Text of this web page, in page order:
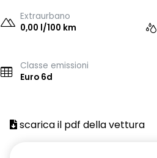
Extraurbano
0,00 l/100 km
Classe emissioni
Euro 6d
scarica il pdf della vettura